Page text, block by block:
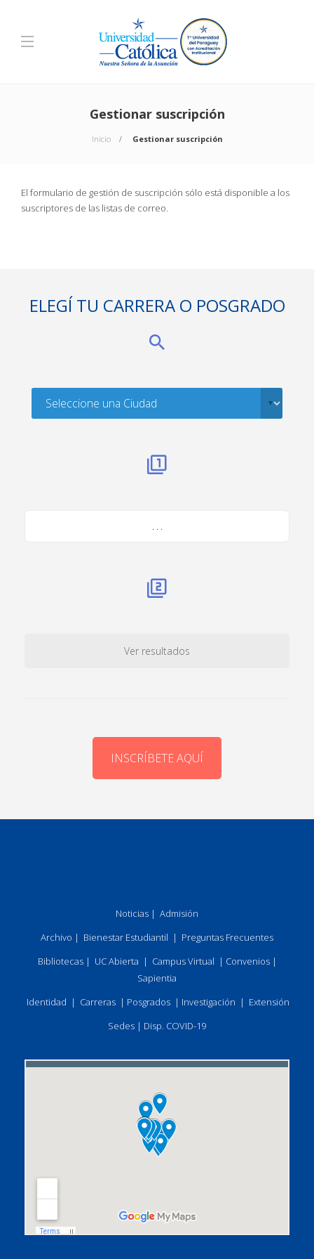
Gestionar suscripción
Inicio Gestionar suscripción
El formulario de gestión de suscripción sólo está disponible a los
suscriptores de las listas de correo.
ELEGÍ TU CARRERA O POSGRADO
. . .
Ver resultados
INSCRÍBETE AQUÍ
Noticias | Admisión
Archivo | Bienestar Estudiantil | Preguntas Frecuentes
Bibliotecas| UC Abierta | Campus Virtual | Convenios|
Sapientia
Identidad | Carreras | Posgrados | Investigación | Extensión
Sedes | Disp. COVID-19